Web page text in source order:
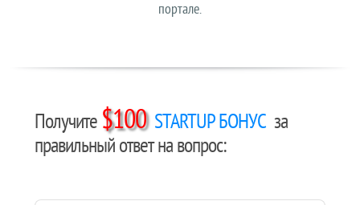
портале.
Получите $100 STARTUP БОНУС за
правильный ответ на вопрос: